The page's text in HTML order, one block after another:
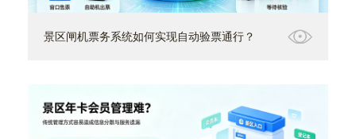
景区闸机票务系统如何实现自动验票通行？